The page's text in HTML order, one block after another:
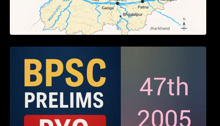
Answers (Part – 01)